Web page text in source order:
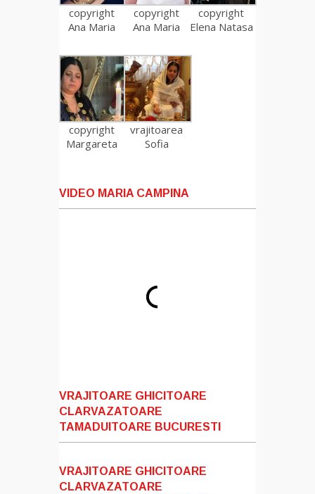
copyright
Ana Maria
copyright
Ana Maria
copyright
Elena Natasa
copyright
Margareta
vrajitoarea
Sofia
VIDEO MARIA CAMPINA
VRAJITOARE GHICITOARE
CLARVAZATOARE
TAMADUITOARE BUCURESTI
VRAJITOARE GHICITOARE
CLARVAZATOARE